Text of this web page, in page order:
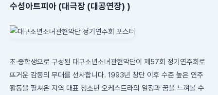
수성아트피아 (대극장 (대공연장) )
초·중학생으로 구성된 대구소년소녀관현악단이 제57회 정기연주회로
뜨거운 감동의 무대를 선사합니다. 1993년 창단 이후 수준 높은 연주
활동을 펼쳐온 지역 대표 청소년 오케스트라의 열정과 꿈을 느껴볼 수